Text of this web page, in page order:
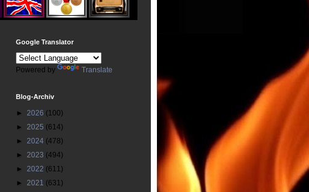
Google Translator
Powered by Translate
Blog-Archiv
► 2026 (100)
► 2025 (614)
► 2024 (478)
► 2023 (494)
► 2022 (611)
► 2021 (631)